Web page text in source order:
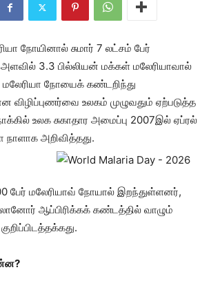
நோயினால் சுமார் 7 லட்சம் பேர்
3.3 பில்லியன் மக்கள் மலேரியாவால்
மலேரியா நோயைக் கண்டறிந்து
விழிப்புணர்வை உலகம் முழுவதும் ஏற்படுத்த
உலக சுகாதார அமைப்பு 2007இல் ஏப்ரல்
நாளாக அறிவித்தது.
பேர் மலேரியாவ் நோயால் இறந்துள்ளனர்,
ஆப்பிரிக்கக் கண்டத்தில் வாழும்